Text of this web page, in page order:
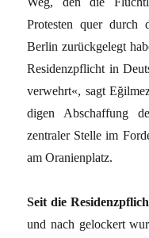
Protesten quer durch
Berlin zurückgelegt
Residenzpflicht in
verwehrt«, sagt
digen Abschaffung
zentraler Stelle im
am Oranienplatz.
Seit die
und nach gelockert